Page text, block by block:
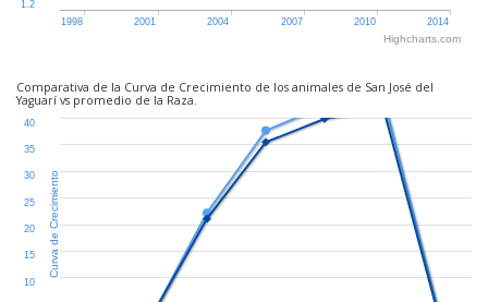
1998 2001 2004 2007 2010 2014
1.2
Highcharts.com
Comparativa de la Curva de Crecimiento de los animales de San José del
Yaguarí vs promedio de la Raza.
10
15
20
25
30
35
40
Curva de Crecimiento